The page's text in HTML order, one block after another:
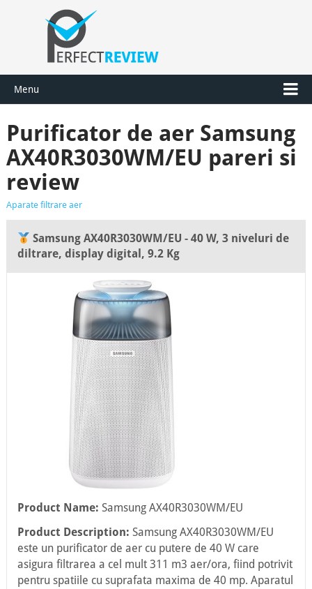
Menu
Purificator de aer Samsung
AX40R3030WM/EU pareri si
review
Aparate filtrare aer
Samsung AX40R3030WM/EU - 40 W, 3 niveluri de
diltrare, display digital, 9.2 Kg
Product Name: Samsung AX40R3030WM/EU
Product Description: Samsung AX40R3030WM/EU
este un purificator de aer cu putere de 40 W care
asigura filtrarea a cel mult 311 m3 aer/ora, fiind potrivit
pentru spatiile cu suprafata maxima de 40 mp. Aparatul